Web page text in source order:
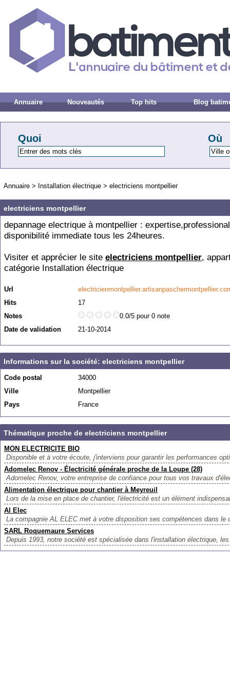
Annuaire Nouveautés Top hits Blog
Quoi Où
Annuaire > Installation électrique > electriciens montpellier
electriciens montpellier
depannage electrique à montpellier :
disponibilité immediate tous les 24heures.
Visiter et apprécier le site electriciens montpellier,
catégorie Installation électrique
Url
Hits
17
Notes
0.0/5 pour 0 note
Date de validation
21-10-2014
Informations sur la société: electriciens montpellier
Code postal
34000
Ville
Montpellier
Pays
France
Thématique proche de electriciens montpellier
MON ELECTRICITE BIO
Disponible et à votre écoute, j'interviens pour garantir les performances
Adomelec Renov - Électricité générale proche de la Loupe (28)
Adomelec Renov, votre entreprise de confiance pour tous vos travaux
Alimentation électrique pour chantier à Meyreuil
Lors de la mise en place de chantier, l'électricité est un élément
Al Elec
La compagnie AL ELEC met à votre disposition ses compétences dans le
SARL Roquemaure Services
Depuis 1993, notre société est spécialisée dans l'installation électrique,